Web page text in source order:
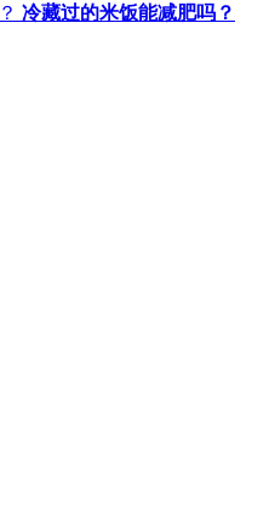
冷藏过的米饭能减肥吗？